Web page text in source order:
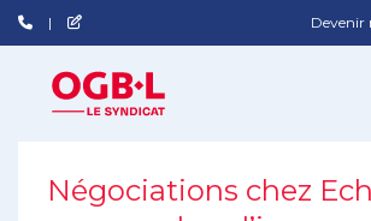
Devenir
Négociations chez